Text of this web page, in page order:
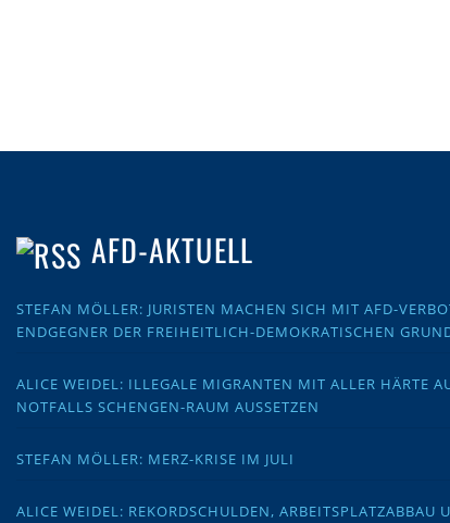
AFD-AKTUELL
STEFAN MÖLLER: JURISTEN MACHEN SICH MIT AFD-
ENDGEGNER DER FREIHEITLICH-DEMOKRATISCHEN
ALICE WEIDEL: ILLEGALE MIGRANTEN MIT ALLER HÄRTE
NOTFALLS SCHENGEN-RAUM AUSSETZEN
STEFAN MÖLLER: MERZ-KRISE IM JULI
ALICE WEIDEL: REKORDSCHULDEN, ARBEITSPLATZABBAU